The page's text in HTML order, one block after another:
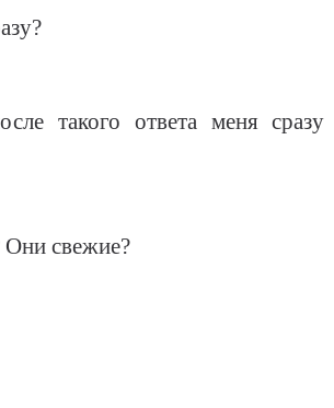
такого ответа меня
Они свежие?